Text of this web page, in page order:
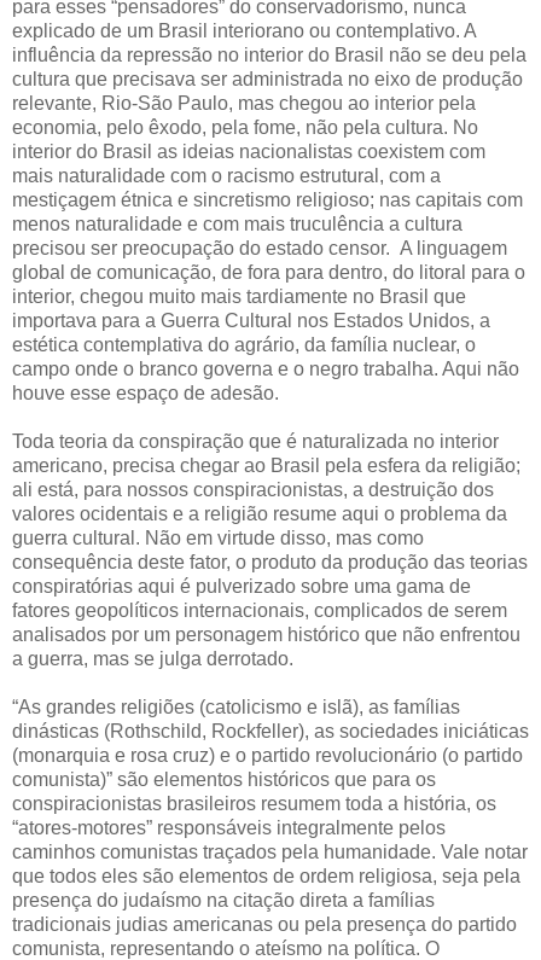
para esses “pensadores” do conservadorismo, nunca
explicado de um Brasil interiorano ou contemplativo. A
influência da repressão no interior do Brasil não se deu pela
cultura que precisava ser administrada no eixo de produção
relevante, Rio-São Paulo, mas chegou ao interior pela
economia, pelo êxodo, pela fome, não pela cultura. No
interior do Brasil as ideias nacionalistas coexistem com
mais naturalidade com o racismo estrutural, com a
mestiçagem étnica e sincretismo religioso; nas capitais com
menos naturalidade e com mais truculência a cultura
precisou ser preocupação do estado censor. A linguagem
global de comunicação, de fora para dentro, do litoral para o
interior, chegou muito mais tardiamente no Brasil que
importava para a Guerra Cultural nos Estados Unidos, a
estética contemplativa do agrário, da família nuclear, o
campo onde o branco governa e o negro trabalha. Aqui não
houve esse espaço de adesão.
Toda teoria da conspiração que é naturalizada no interior
americano, precisa chegar ao Brasil pela esfera da religião;
ali está, para nossos conspiracionistas, a destruição dos
valores ocidentais e a religião resume aqui o problema da
guerra cultural. Não em virtude disso, mas como
consequência deste fator, o produto da produção das teorias
conspiratórias aqui é pulverizado sobre uma gama de
fatores geopolíticos internacionais, complicados de serem
analisados por um personagem histórico que não enfrentou
a guerra, mas se julga derrotado.
“As grandes religiões (catolicismo e islã), as famílias
dinásticas (Rothschild, Rockfeller), as sociedades iniciáticas
(monarquia e rosa cruz) e o partido revolucionário (o partido
comunista)” são elementos históricos que para os
conspiracionistas brasileiros resumem toda a história, os
“atores-motores” responsáveis integralmente pelos
caminhos comunistas traçados pela humanidade. Vale notar
que todos eles são elementos de ordem religiosa, seja pela
presença do judaísmo na citação direta a famílias
tradicionais judias americanas ou pela presença do partido
comunista, representando o ateísmo na política. O